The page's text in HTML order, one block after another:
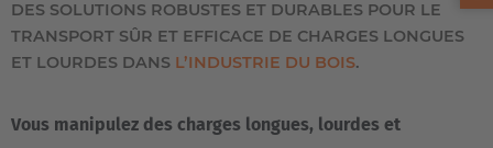
Français
DES SOLUTIONS ROBUSTES ET DURABLES POUR LE
TRANSPORT SÛR ET EFFICACE DE CHARGES LONGUES
ET LOURDES DANS L’INDUSTRIE DU BOIS.
Vous manipulez des charges longues, lourdes et